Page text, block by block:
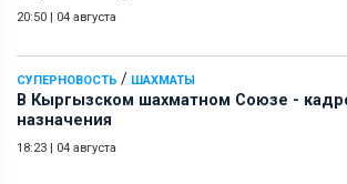
20:50 | 04 августа
СУПЕРНОВОСТЬ / ШАХМАТЫ
В Кыргызском шахматном Союзе -
назначения
18:23 | 04 августа